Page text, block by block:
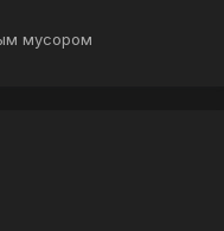
мусором